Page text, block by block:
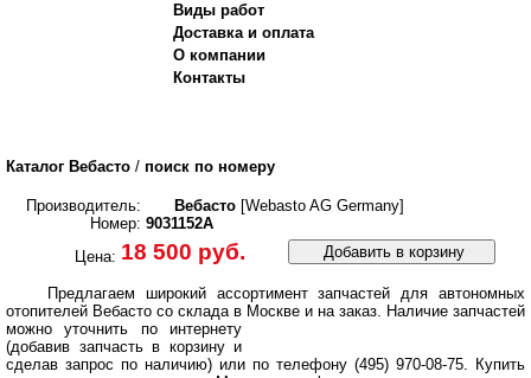
Виды работ
Доставка и оплата
О компании
Контакты
Каталог Вебасто / поиск по номеру
Производитель:
Номер:
Вебасто [Webasto AG Germany]
9031152A
Цена: 18 500 руб. Добавить в корзину
Предлагаем широкий ассортимент запчастей для автономных
отопителей Вебасто со склада в Москве и на заказ. Наличие запчастей
можно уточнить по интернету
(добавив запчасть в корзину и
сделав запрос по наличию) или по телефону (495) 970-08-75. Купить